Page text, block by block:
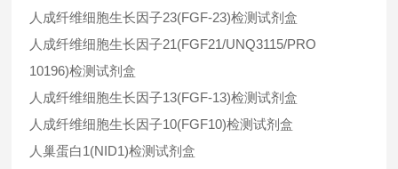
人成纤维细胞生长因子23(FGF-23)检测试剂盒
人成纤维细胞生长因子21(FGF21/UNQ3115/PRO
10196)检测试剂盒
人成纤维细胞生长因子13(FGF-13)检测试剂盒
人成纤维细胞生长因子10(FGF10)检测试剂盒
人巢蛋白1(NID1)检测试剂盒